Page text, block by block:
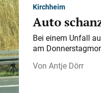
Kirchheim
Auto
Bei einem Unfall
am
Antje Dörr